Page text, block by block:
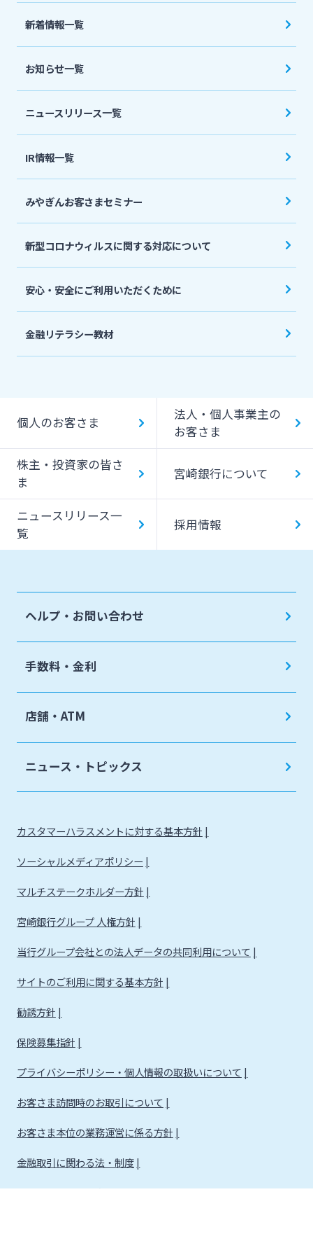
法人・個人事業主のお客さま
宮崎銀行について
ニュースリリース一覧
採用情報
お問い合わせ先一覧
新着情報一覧
お知らせ一覧
ニュースリリース一覧
IR情報一覧
みやぎんお客さまセミナー
新型コロナウィルスに関する対応について
安心・安全にご利用いただくために
金融リテラシー教材
個人のお客さま
法人・個人事業主の
お客さま
株主・投資家の皆さ
ま
宮崎銀行について
ニュースリリース一
覧
採用情報
ヘルプ・お問い合わせ
手数料・金利
店舗・ATM
ニュース・トピックス
カスタマーハラスメントに対する基本方針
ソーシャルメディアポリシー
マルチステークホルダー方針
宮崎銀行グループ 人権方針
当行グループ会社との法人データの共同利用について
サイトのご利用に関する基本方針
勧誘方針
保険募集指針
プライバシーポリシー・個人情報の取扱いについて
お客さま訪問時のお取引について
お客さま本位の業務運営に係る方針
金融取引に関わる法・制度
金融取引に関わる方針